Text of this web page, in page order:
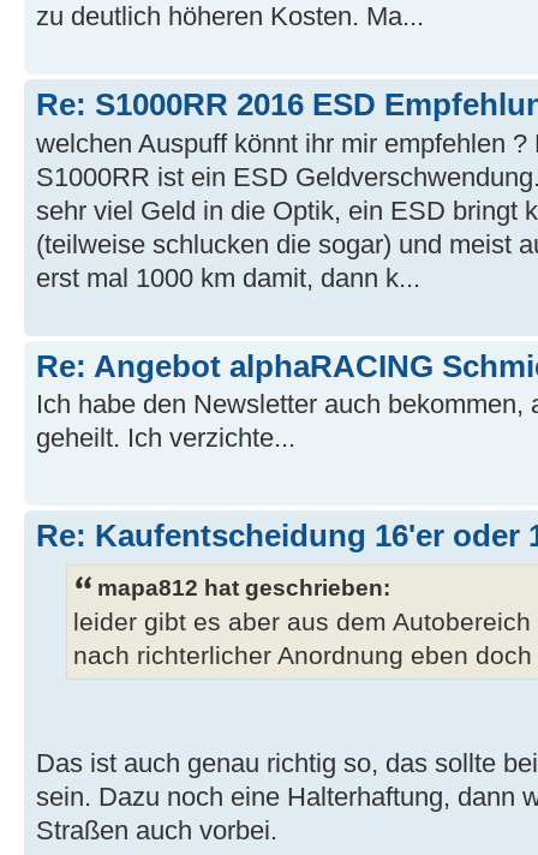
zu deutlich höheren Kosten. Ma...
Re: S1000RR 2016 ESD
welchen Auspuff könnt ihr mir empfehlen
S1000RR ist ein ESD
sehr viel Geld in die Optik, ein ESD bringt
(teilweise schlucken die sogar) und meist
erst mal 1000 km damit, dann k...
Re: Angebot alphaRACING
Ich habe den Newsletter auch bekommen,
geheilt. Ich verzichte...
Re: Kaufentscheidung 16'er oder
mapa812 hat geschrieben:
leider gibt es aber aus dem
nach richterlicher Anordnung eben
Das ist auch genau richtig so, das sollte
sein. Dazu noch eine Halterhaftung, dann
Straßen auch vorbei.